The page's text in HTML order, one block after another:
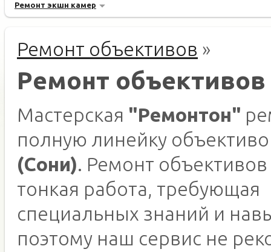
Ремонт экшн камер
Ремонт объективов »
Ремонт объективов
Мастерская "Ремонтон"
полную линейку
(Сони). Ремонт объективов
тонкая работа, требующая
специальных знаний и
поэтому наш сервис не